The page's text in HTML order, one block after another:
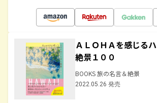
ＡＬＯＨＡを感じる
絶景１００
BOOKS 旅の名言＆絶景
2022.05.26 発売